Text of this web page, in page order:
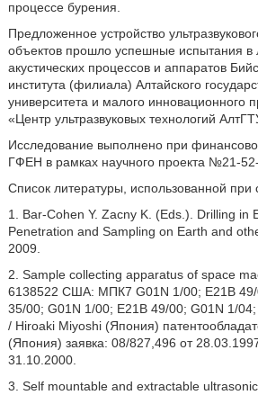
процессе бурения.
Предложенное устройство
объектов прошло успешные испытания в
акустических процессов и аппаратов
института (филиала) Алтайского
университета и малого инновационного
«Центр ультразвуковых технологий
Исследование выполнено при
ГФЕН в рамках научного проекта №21-
Список литературы, использованной при
1. Bar-Cohen Y. Zacny K. (Eds.). Drilling in
Penetration and Sampling on Earth and
2009.
2. Sample collecting apparatus of space
6138522 США: МПК7 G01N 1/00; E21B 49/
35/00; G01N 1/00; E21B 49/00; G01N 1/
/ Hiroaki Miyoshi (Япония)
(Япония) заявка: 08/827,496 от
31.10.2000.
3. Self mountable and extractable